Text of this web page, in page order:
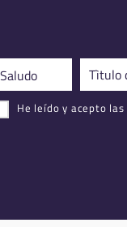
He leído y acepto las